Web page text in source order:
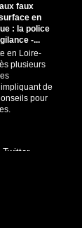
faux
en
: la police
-...
en Loire-
plusieurs
de
pour
Twitter